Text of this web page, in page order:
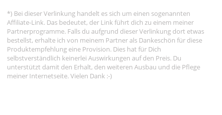
*) Bei dieser Verlinkung handelt es sich um einen sogenannten
Affiliate-Link. Das bedeutet, der Link führt dich zu einem meiner
Partnerprogramme. Falls du aufgrund dieser Verlinkung dort etwas
bestellst, erhalte ich von meinem Partner als Dankeschön für diese
Produktempfehlung eine Provision. Dies hat für Dich
selbstverständlich keinerlei Auswirkungen auf den Preis. Du
unterstützt damit den Erhalt, den weiteren Ausbau und die Pflege
meiner Internetseite. Vielen Dank :-)